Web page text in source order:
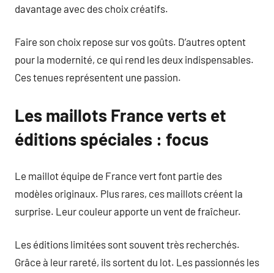
davantage avec des choix créatifs.
Faire son choix repose sur vos goûts. D’autres optent
pour la modernité, ce qui rend les deux indispensables.
Ces tenues représentent une passion.
Les maillots France verts et
éditions spéciales : focus
Le maillot équipe de France vert font partie des
modèles originaux. Plus rares, ces maillots créent la
surprise. Leur couleur apporte un vent de fraîcheur.
Les éditions limitées sont souvent très recherchés.
Grâce à leur rareté, ils sortent du lot. Les passionnés les